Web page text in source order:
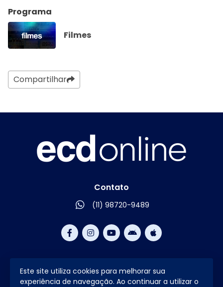
Programa
Filmes
Compartilhar
Este site utiliza cookies para melhorar sua
experiência de navegação. Ao continuar a utilizar o
Contato
(11) 98720-9489
2026 © Todos os direitos reservados.